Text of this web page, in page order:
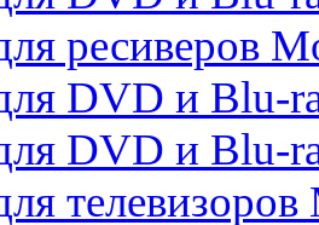
ресиверов
DVD и Blu-
DVD и Blu-
телевизоров